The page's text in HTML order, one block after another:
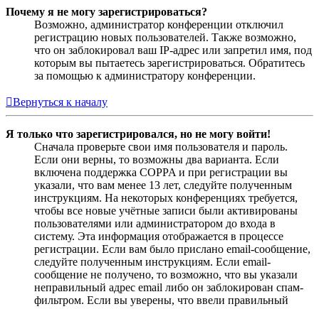
Почему я не могу зарегистрироваться?
Возможно, администратор конференции отключил
регистрацию новых пользователей. Также возможно,
что он заблокировал ваш IP-адрес или запретил имя, под
которым вы пытаетесь зарегистрироваться. Обратитесь
за помощью к администратору конференции.
Вернуться к началу
Я только что зарегистрировался, но не могу войти!
Сначала проверьте свои имя пользователя и пароль.
Если они верны, то возможны два варианта. Если
включена поддержка COPPA и при регистрации вы
указали, что вам менее 13 лет, следуйте полученным
инструкциям. На некоторых конференциях требуется,
чтобы все новые учётные записи были активированы
пользователями или администратором до входа в
систему. Эта информация отображается в процессе
регистрации. Если вам было прислано email-сообщение,
следуйте полученным инструкциям. Если email-
сообщение не получено, то возможно, что вы указали
неправильный адрес email либо он заблокирован спам-
фильтром. Если вы уверены, что ввели правильный